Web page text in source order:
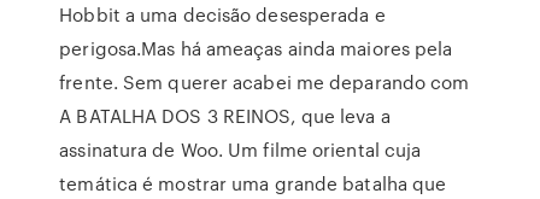
Hobbit a uma decisão desesperada e
perigosa.Mas há ameaças ainda maiores pela
frente. Sem querer acabei me deparando com
A BATALHA DOS 3 REINOS, que leva a
assinatura de Woo. Um filme oriental cuja
temática é mostrar uma grande batalha que